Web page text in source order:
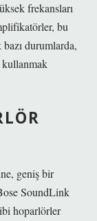
frekansları
bu
durumlarda,
geniş bir
SoundLink
hoparlörler